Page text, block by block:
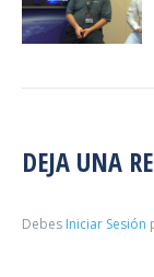
DEJA UNA
Debes Iniciar Sesión